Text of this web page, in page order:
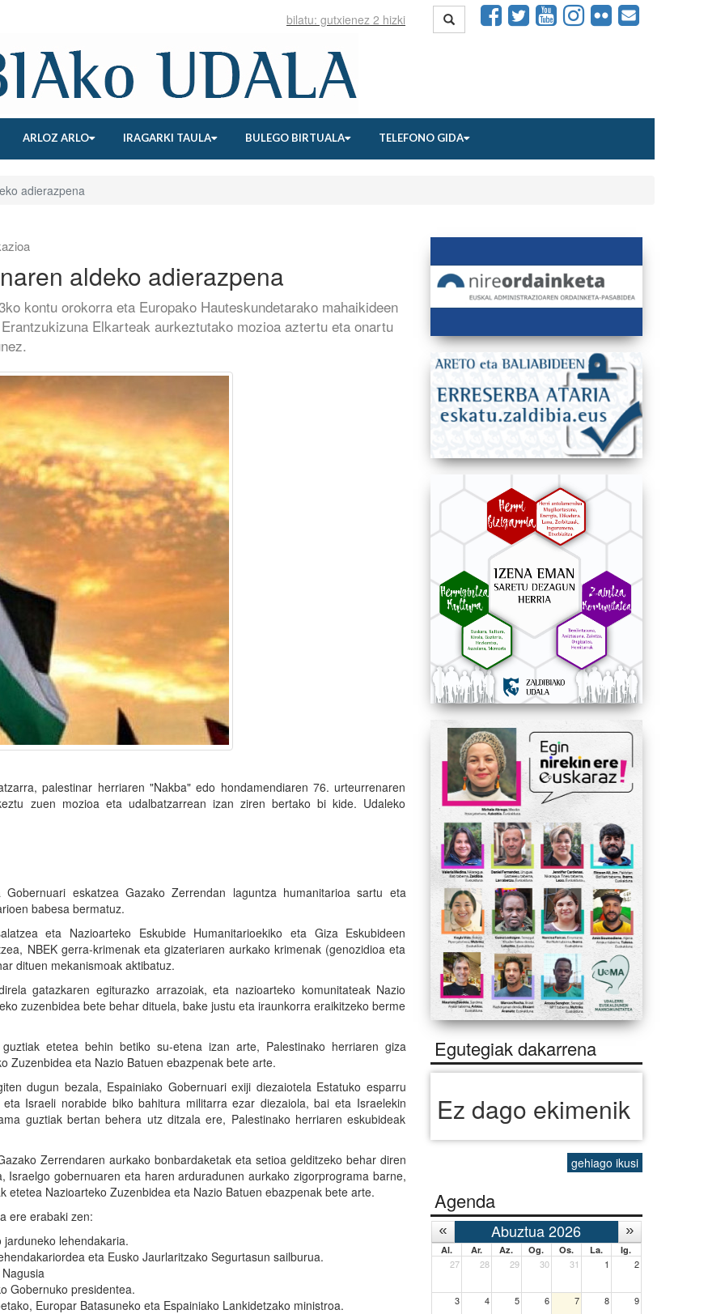
ARLOZ ARLO IRAGARKI TAULA BULEGO BIRTUALA TELEFONO GIDA
adierazpena
aldeko adierazpena
kontu orokorra eta Europako Hauteskundetarako mahaikideen
Elkarteak aurkeztutako mozioa aztertu eta onartu
palestinar herriaren "Nakba" edo hondamendiaren 76. urteurrenaren
zuen mozioa eta udalbatzarrean izan ziren bertako bi kide. Udaleko
eskatzea Gazako Zerrendan laguntza humanitarioa sartu eta
babesa bermatuz.
eta Nazioarteko Eskubide Humanitarioekiko eta Giza Eskubideen
NBEK gerra-krimenak eta gizateriaren aurkako krimenak (genozidioa eta
dituen mekanismoak aktibatuz.
gatazkaren egiturazko arrazoiak, eta nazioarteko komunitateak Nazio
zuzenbidea bete behar dituela, bake justu eta iraunkorra eraikitzeko berme
etetea behin betiko su-etena izan arte, Palestinako herriaren giza
Zuzenbidea eta Nazio Batuen ebazpenak bete arte.
dugun bezala, Espainiako Gobernuari exiji diezaiotela Estatuko esparru
Israeli norabide biko bahitura militarra ezar diezaiola, bai eta Israelekin
guztiak bertan behera utz ditzala ere, Palestinako herriaren eskubideak
Zerrendaren aurkako bonbardaketak eta setioa gelditzeko behar diren
Israelgo gobernuaren eta haren arduradunen aurkako zigorprograma barne,
etetea Nazioarteko Zuzenbidea eta Nazio Batuen ebazpenak bete arte.
ere erabaki zen:
lehendakaria.
eta Eusko Jaurlaritzako Segurtasun sailburua.
Gobernuko presidentea.
Europar Batasuneko eta Espainiako Lankidetzako ministroa.
Egutegiak dakarrena
Ez dago ekimenik
gehiago ikusi
Agenda
Abuztua 2026
Al. Ar. Az. Og. Os. La. Ig.
27 28 29 30 31 1 2
3 4 5 6 7 8 9